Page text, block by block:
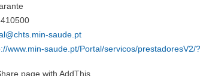
saude.pt
www.min-saude.pt/Portal/servicos/prestadoresV2/